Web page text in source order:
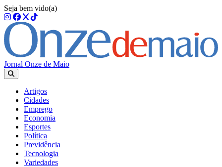
Seja bem vido(a)
Jornal Onze de Maio
Artigos
Cidades
Emprego
Economia
Esportes
Política
Previdência
Tecnologia
Variedades